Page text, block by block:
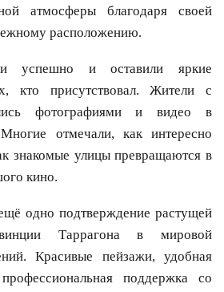
атмосферы благодаря своей
расположению.
успешно и оставили яркие
кто присутствовал. Жители с
фотографиями и видео в
отмечали, как интересно
знакомые улицы превращаются в
кино.
одно подтверждение растущей
Таррагона в мировой
Красивые пейзажи, удобная
поддержка со